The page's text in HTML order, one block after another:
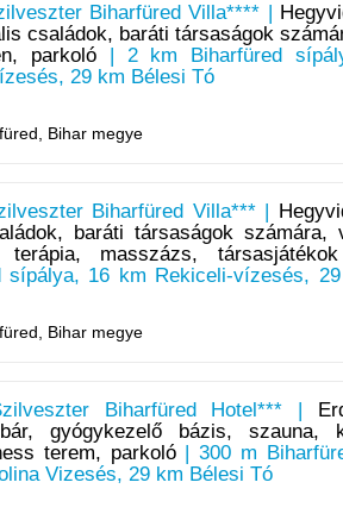
Biharfüred Villa**** |
családok, baráti társaságok
parkoló | 2 km Biharfüred
29 km Bélesi Tó
Bihar megye
Biharfüred Villa*** |
baráti társaságok számára,
terápia, masszázs, társasjátékok
sípálya, 16 km Rekiceli-vízesés,
Bihar megye
Biharfüred Hotel*** |
gyógykezelő bázis, szauna,
terem, parkoló| 300 m
Vizesés, 29 km Bélesi Tó